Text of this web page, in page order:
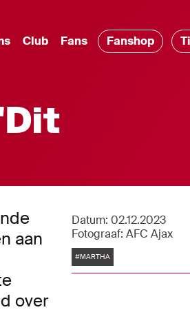
Club Fans Fanshop
aan
over
Datum: 02.12.2023
Fotograaf: AFC Ajax
Tags
#MARTHA